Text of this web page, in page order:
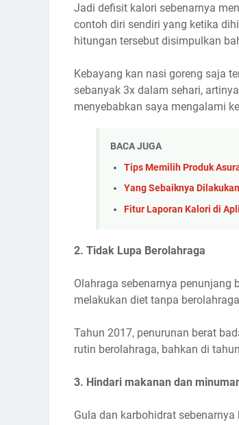
Jadi defisit kalori sebenarnya
contoh diri sendiri yang ketika
hitungan tersebut disimpulkan
Kebayang kan nasi goreng saja
sebanyak 3x dalam sehari,
menyebabkan saya mengalami
BACA JUGA
Tips Memilih Produk
Yang Sebaiknya
Fitur Laporan Kalori di
2. Tidak Lupa Berolahraga
Olahraga sebenarnya penunjang
melakukan diet tanpa
Tahun 2017, penurunan berat
rutin berolahraga, bahkan di
3. Hindari makanan dan
Gula dan karbohidrat